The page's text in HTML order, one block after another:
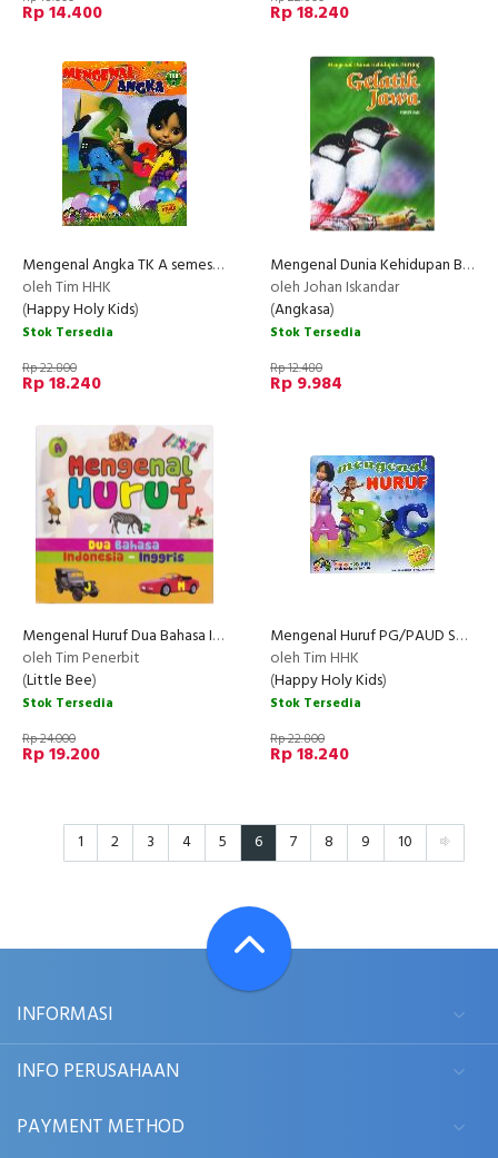
Rp 14.400 Rp 18.240
Mengenal Angka TK A semester 2
oleh Tim HHK
(Happy Holy Kids)
Stok Tersedia
Rp 22.800
Rp 18.240
Mengenal Dunia Kehidupan Burung : Gelatik Jawa
oleh Johan Iskandar
(Angkasa)
Stok Tersedia
Rp 12.480
Rp 9.984
Mengenal Huruf Dua Bahasa Indonesia-Inggris
oleh Tim Penerbit
(Little Bee)
Stok Tersedia
Rp 24.000
Rp 19.200
Mengenal Huruf PG/PAUD Semester 1
oleh Tim HHK
(Happy Holy Kids)
Stok Tersedia
Rp 22.800
Rp 18.240
1 2 3 4 5 6 7 8 9 10
INFORMASI
INFO PERUSAHAAN
PAYMENT METHOD